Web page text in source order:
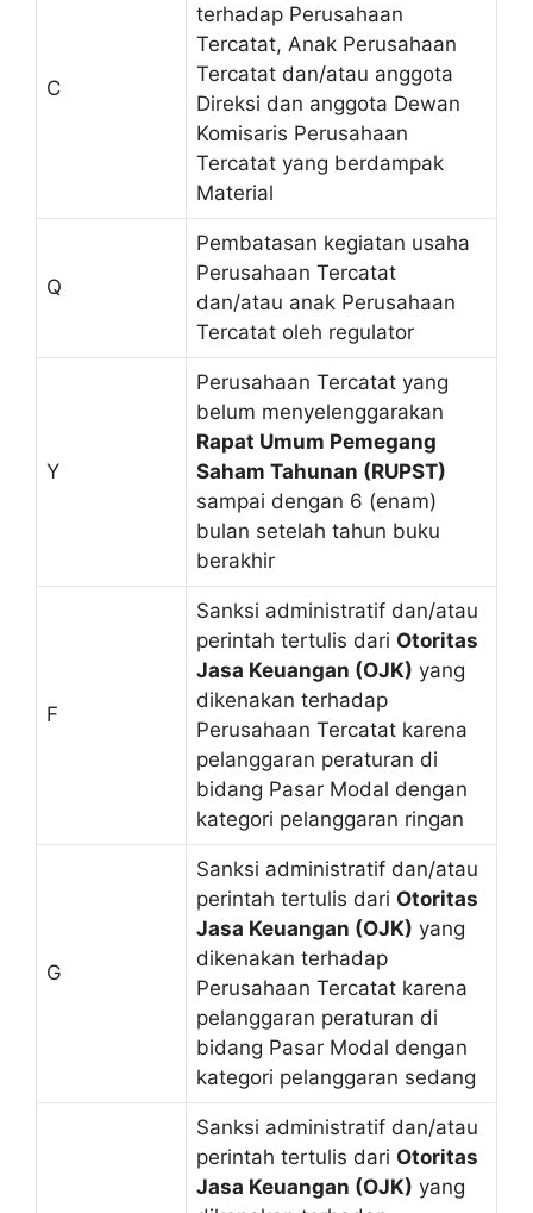
C
terhadap Perusahaan
Tercatat, Anak Perusahaan
Tercatat dan/atau anggota
Direksi dan anggota Dewan
Komisaris Perusahaan
Tercatat yang berdampak
Material
Q
Pembatasan kegiatan usaha
Perusahaan Tercatat
dan/atau anak Perusahaan
Tercatat oleh regulator
Y
Perusahaan Tercatat yang
belum menyelenggarakan
Rapat Umum Pemegang
Saham Tahunan (RUPST)
sampai dengan 6 (enam)
bulan setelah tahun buku
berakhir
F
Sanksi administratif dan/atau
perintah tertulis dari Otoritas
Jasa Keuangan (OJK) yang
dikenakan terhadap
Perusahaan Tercatat karena
pelanggaran peraturan di
bidang Pasar Modal dengan
kategori pelanggaran ringan
G
Sanksi administratif dan/atau
perintah tertulis dari Otoritas
Jasa Keuangan (OJK) yang
dikenakan terhadap
Perusahaan Tercatat karena
pelanggaran peraturan di
bidang Pasar Modal dengan
kategori pelanggaran sedang
Sanksi administratif dan/atau
perintah tertulis dari Otoritas
Jasa Keuangan (OJK) yang